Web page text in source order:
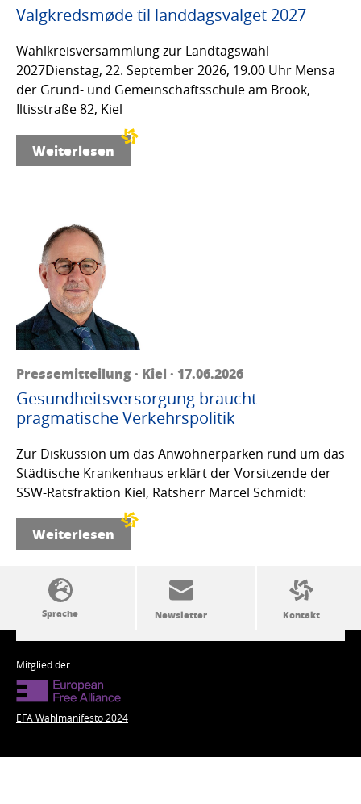
Valgkredsmøde til landdagsvalget 2027
Wahlkreisversammlung zur Landtagswahl
2027Dienstag, 22. September 2026, 19.00 Uhr Mensa
der Grund- und Gemeinschaftsschule am Brook,
Iltisstraße 82, Kiel
Weiterlesen
Pressemitteilung · Kiel · 17.06.2026
Gesundheitsversorgung braucht
pragmatische Verkehrspolitik
Zur Diskussion um das Anwohnerparken rund um das
Städtische Krankenhaus erklärt der Vorsitzende der
SSW-Ratsfraktion Kiel, Ratsherr Marcel Schmidt:
Weiterlesen
SSW-Politik von A bis Z
Mitglied der
EFA Wahlmanifesto 2024